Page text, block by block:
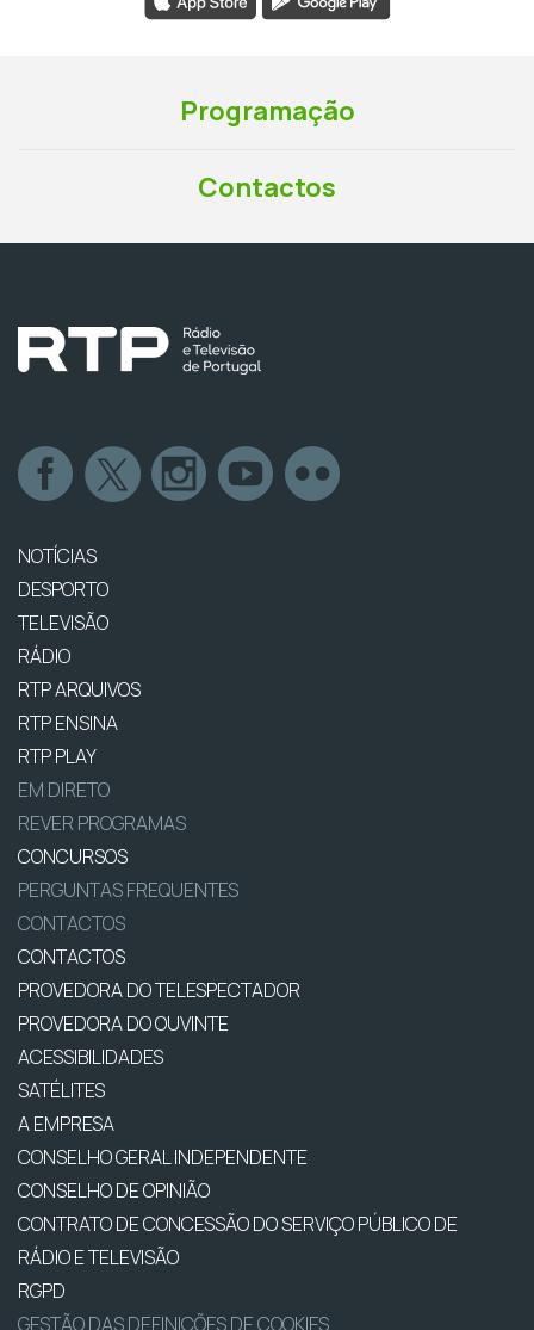
Programação
Contactos
NOTÍCIAS
DESPORTO
TELEVISÃO
RÁDIO
RTP ARQUIVOS
RTP ENSINA
RTP PLAY
EM DIRETO
REVER PROGRAMAS
CONCURSOS
PERGUNTAS FREQUENTES
CONTACTOS
CONTACTOS
PROVEDORA DO TELESPECTADOR
PROVEDORA DO OUVINTE
ACESSIBILIDADES
SATÉLITES
A EMPRESA
CONSELHO GERAL INDEPENDENTE
CONSELHO DE OPINIÃO
CONTRATO DE CONCESSÃO DO SERVIÇO PÚBLICO DE
RÁDIO E TELEVISÃO
RGPD
GESTÃO DAS DEFINIÇÕES DE COOKIES